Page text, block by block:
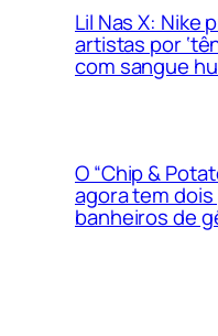
Lil Nas X: Nike
artistas por
com sangue
O “Chip &
agora tem dois
banheiros de